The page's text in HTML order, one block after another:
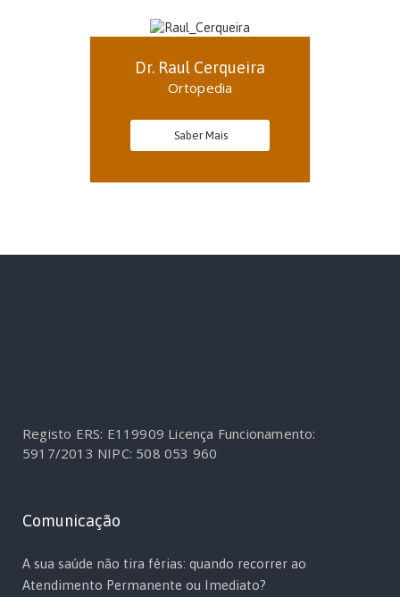
Dr. Raul Cerqueira
Ortopedia
Saber Mais
Registo ERS: E119909 Licença Funcionamento:
5917/2013 NIPC: 508 053 960
Comunicação
A sua saúde não tira férias: quando recorrer ao
Atendimento Permanente ou Imediato?